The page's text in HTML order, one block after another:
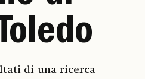
di una ricerca